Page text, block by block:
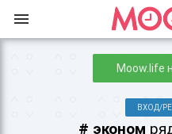
Moow.life
ВХОД/
# эконом